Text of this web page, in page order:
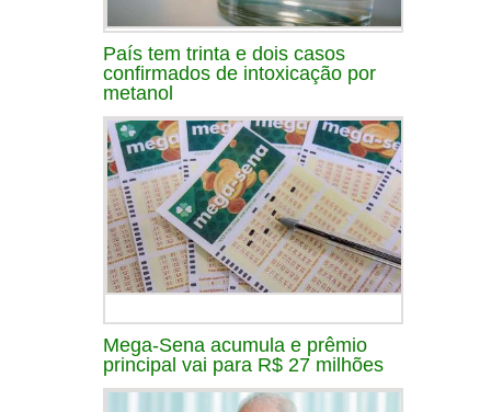
País tem trinta e dois casos
confirmados de intoxicação por
metanol
Mega-Sena acumula e prêmio
principal vai para R$ 27 milhões